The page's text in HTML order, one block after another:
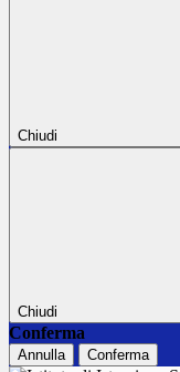
Chiudi
Chiudi
Conferma
Annulla Conferma